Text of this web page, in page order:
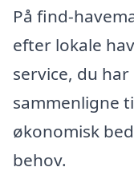
På find-
efter lokale
service, du
sammenligne
økonomisk
behov.